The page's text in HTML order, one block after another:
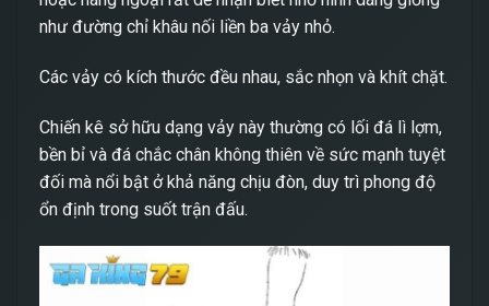
như đường chỉ khâu nối liền ba vảy nhỏ.
Các vảy có kích thước đều nhau, sắc nhọn và khít chặt.
Chiến kê sở hữu dạng vảy này thường có lối đá lì lợm,
bền bỉ và đá chắc chân không thiên về sức mạnh tuyệt
đối mà nổi bật ở khả năng chịu đòn, duy trì phong độ
ổn định trong suốt trận đấu.